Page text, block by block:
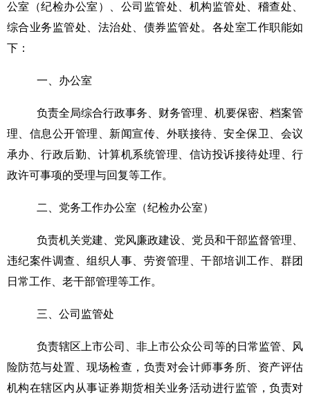
公室（纪检办公室）、公司监管处、机构监管处、稽查处、
综合业务监管处、法治处、债券监管处。 各处室工作职能如
下：
一、办公室
负责全局综合行政事务、财务管理、机要保密、档案管
理、信息公开管理、新闻宣传、外联接待、安全保卫、会议
承办、行政后勤、 计算机系统管理、 信访投诉接待处理 、行
政许可事项的受理与回复等工作。
二、党务工作办公室（纪检办公室）
负责机关党建、 党风廉政建设、党员和干部监督管理、
违纪案件调查 、组织人事、劳资管理 、干部培训工作、 群团
日常工作、 老干部管理等工作。
三、公司监管处
负责辖区上市公司、非上市公众公司 等的日常监管、风
险防范与处置、现场检查，负责对会计师事务所、资产评估
机构在辖区内从事证券期货相关业务活动进行监管，负责对